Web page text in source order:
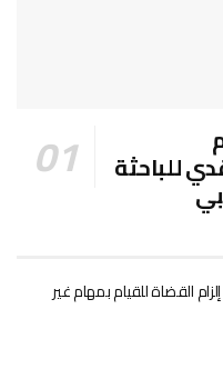
للباحثة
القضاة للقيام بمهام غير